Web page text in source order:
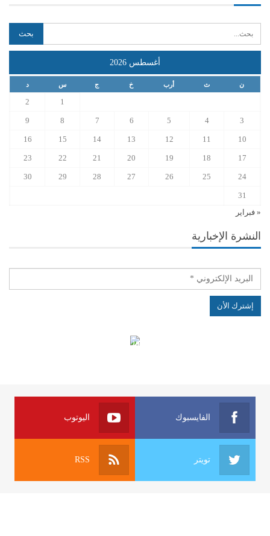
أغسطس 2026
ن ث أرب خ ج س د
1
2
3
4
5
6
7
8
9
10
11
12
13
14
15
16
17
18
19
20
21
22
23
24
25
26
27
28
29
30
31
« فبراير
النشرة الإخبارية
الهياكل الخاضعة لقانون النفاذ إلى المعلومة
الفايسبوك اليوتوب
تويتر RSS